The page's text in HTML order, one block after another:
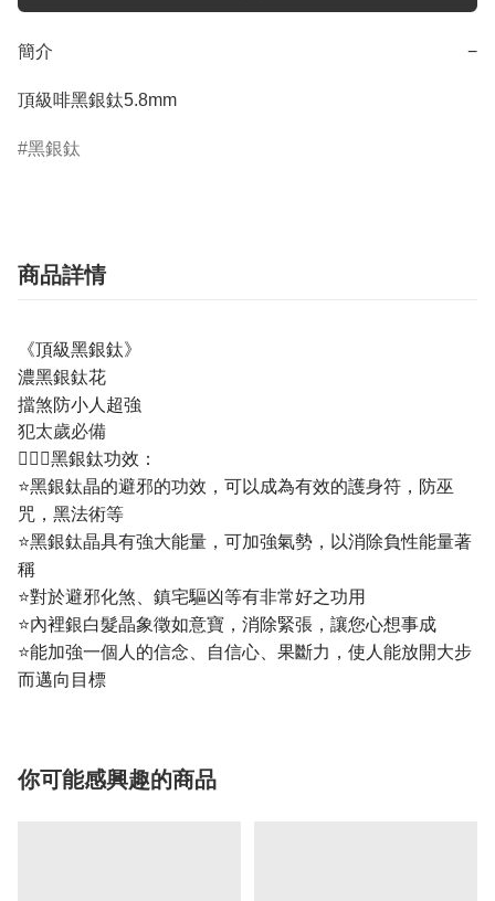
簡介 −
頂級啡黑銀鈦5.8mm
黑銀鈦
商品詳情
《頂級黑銀鈦》
濃黑銀鈦花
擋煞防小人超強
犯太歲必備
💁🏼‍♀️黑銀鈦功效：
⭐黑銀鈦晶的避邪的功效，可以成為有效的護身符，防巫
咒，黑法術等
⭐黑銀鈦晶具有強大能量，可加強氣勢，以消除負性能量著
稱
⭐對於避邪化煞、鎮宅驅凶等有非常好之功用
⭐內裡銀白髮晶象徵如意寶，消除緊張，讓您心想事成
⭐能加強一個人的信念、自信心、果斷力，使人能放開大步
而邁向目標
你可能感興趣的商品